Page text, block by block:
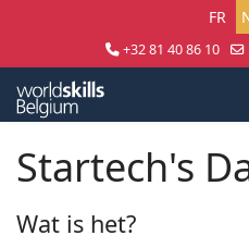
FR
+32 81 40 86 10
Startech's
Wat is het?